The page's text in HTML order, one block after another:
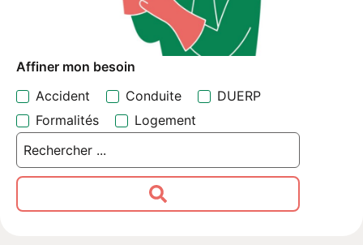
Affiner mon besoin
Accident
Conduite
DUERP
Formalités
Logement